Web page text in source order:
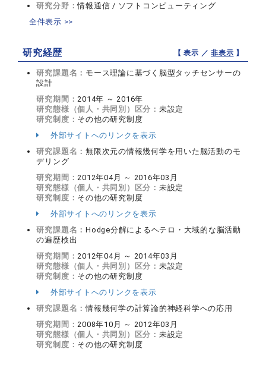
研究分野：情報通信 / ソフトコンピューティング
全件表示 >>
研究経歴 【 表示 ／非表示 】
研究課題名： モース理論に基づく脳型タッチセンサーの
設計
研究期間：2014年 ～ 2016年
研究態様（個人・共同別）区分： 未設定
研究制度： その他の研究制度
外部サイトへのリンクを表示
研究課題名：無限次元の情報幾何学を用いた脳活動のモ
デリング
研究期間：2012年04月 ～ 2016年03月
研究態様（個人・共同別）区分： 未設定
研究制度： その他の研究制度
外部サイトへのリンクを表示
研究課題名：Hodge分解によるヘテロ・大域的な脳活動
の遍歴検出
研究期間：2012年04月 ～ 2014年03月
研究態様（個人・共同別）区分： 未設定
研究制度： その他の研究制度
外部サイトへのリンクを表示
研究課題名：情報幾何学の計算論的神経科学への応用
研究期間：2008年10月 ～ 2012年03月
研究態様（個人・共同別）区分： 未設定
研究制度： その他の研究制度